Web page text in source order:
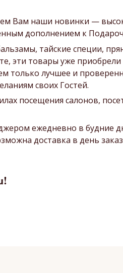
Вам наши новинки —
дополнением к
тайские специи,
эти товары уже
только лучшее и
своих Гостей.
посещения салонов,
ежедневно в будние
доставка в день